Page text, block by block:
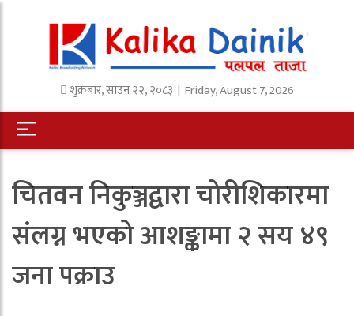
शुक्रबार,साउन२२,२०८३ | Friday, August 7, 2026
चितवन निकुञ्जद्वारा चोरीशिकारमा
संलग्न भएको आशङ्कामा २ सय ४९
जना पक्राउ